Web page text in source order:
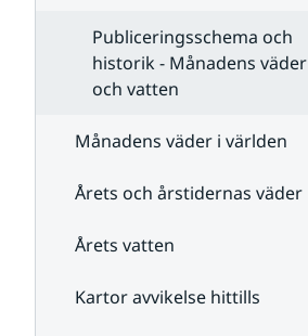
Publiceringsschema och
historik - Månadens väder
och vatten
Månadens väder i världen
Årets och årstidernas väder
Årets vatten
Kartor avvikelse hittills